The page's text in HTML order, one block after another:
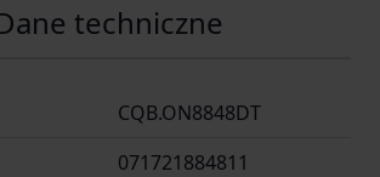
techniczne
CQB.ON8848DT
071721884811